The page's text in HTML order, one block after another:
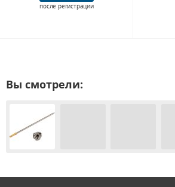
после регистрации
Вы смотрели: